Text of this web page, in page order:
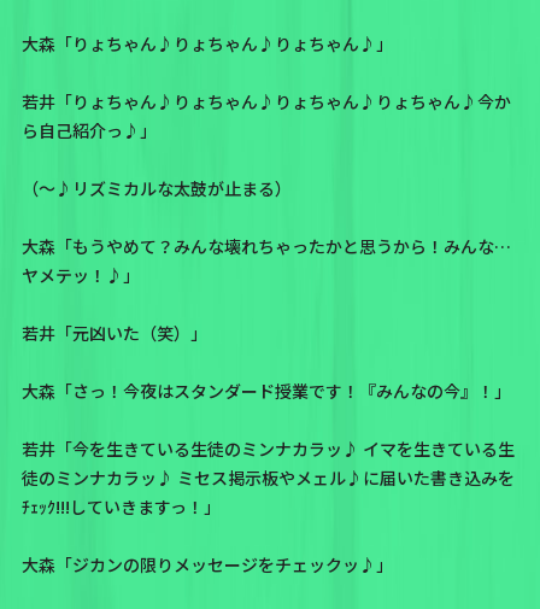
大森「りょちゃん♪りょちゃん♪りょちゃん♪」
若井「りょちゃん♪りょちゃん♪りょちゃん♪りょちゃん♪今か
ら自己紹介っ♪」
（〜♪リズミカルな太鼓が止まる）
大森「もうやめて？みんな壊れちゃったかと思うから！みんな…
ヤメテッ！♪」
若井「元凶いた（笑）」
大森「さっ！今夜はスタンダード授業です！『みんなの今』！」
若井「今を生きている生徒のミンナカラッ♪ イマを生きている生
徒のミンナカラッ♪ ミセス掲示板やメェル♪に届いた書き込みを
ﾁｪｯｸ!!!していきますっ！」
大森「ジカンの限りメッセージをチェックッ♪」